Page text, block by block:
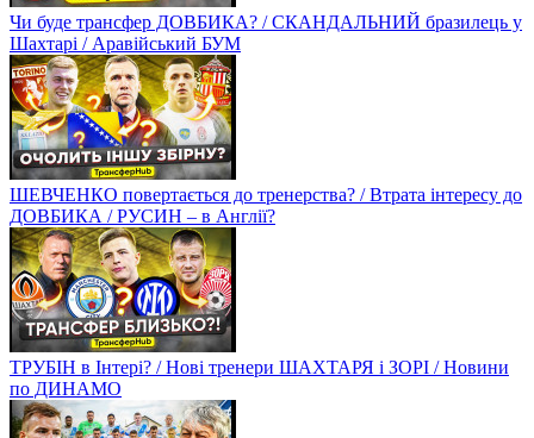
Чи буде трансфер ДОВБИКА? / СКАНДАЛЬНИЙ бразилець у
Шахтарі / Аравійський БУМ
ШЕВЧЕНКО повертається до тренерства? / Втрата інтересу до
ДОВБИКА / РУСИН – в Англії?
ТРУБІН в Інтері? / Нові тренери ШАХТАРЯ і ЗОРІ / Новини
по ДИНАМО